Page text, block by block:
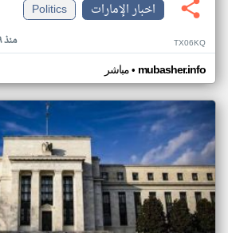
اخبار الإمارات
Politics
منذ ١٩ ساعة TX06KQ
مباشر• mubasher.info